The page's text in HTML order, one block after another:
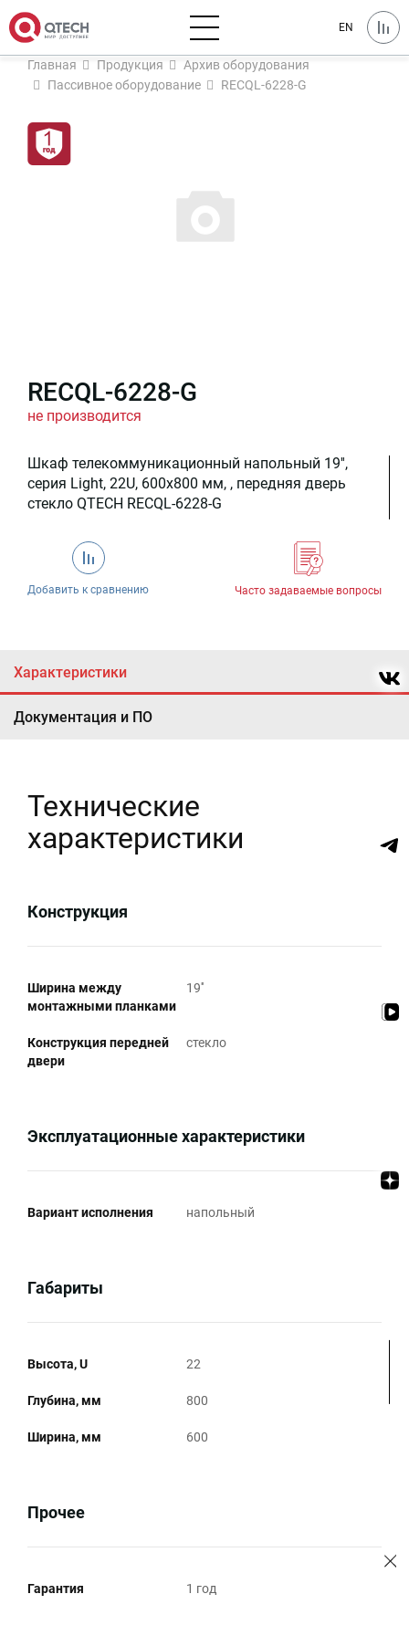
EN
Главная Продукция
Архив оборудования
Пассивное оборудование
RECQL-6228-G
RECQL-6228-G
не производится
Шкаф телекоммуникационный напольный 19'',
серия Light, 22U, 600x800 мм, , передняя дверь
стекло QTECH RECQL-6228-G
Добавить к сравнению Часто задаваемые вопросы
Характеристики
Документация и ПО
Технические
характеристики
Конструкция
Ширина между
монтажными планками
19''
Конструкция передней
двери
стекло
Эксплуатационные характеристики
Вариант исполнения напольный
Габариты
Высота, U 22
Глубина, мм 800
Ширина, мм 600
Прочее
Гарантия 1 год